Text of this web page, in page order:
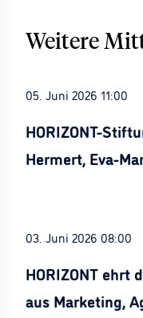
Weitere
05. Juni 2026 11:00
HORIZONT-
Hermert, Eva-
03. Juni 2026 08:00
HORIZONT ehrt
aus Marketing,